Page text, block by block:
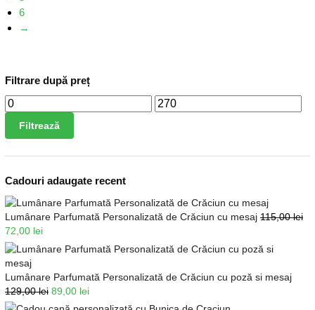
6
→
Filtrare după preț
Filtrează
Cadouri adaugate recent
Lumânare Parfumată Personalizată de Crăciun cu mesaj 115,00lei
72,00 lei
Lumânare Parfumată Personalizată de Crăciun cu poză si mesaj
129,00lei 89,00 lei